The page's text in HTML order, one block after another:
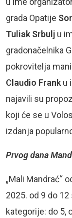
grada Opatije
Tuliak Srbulj u
gradonačelnika
pokrovitelja
Claudio Franku
najavili su
koji će se u
izdanja
Prvog dana
„Mali Mandrać“
2025. od 9 do
kategorije: do 5,